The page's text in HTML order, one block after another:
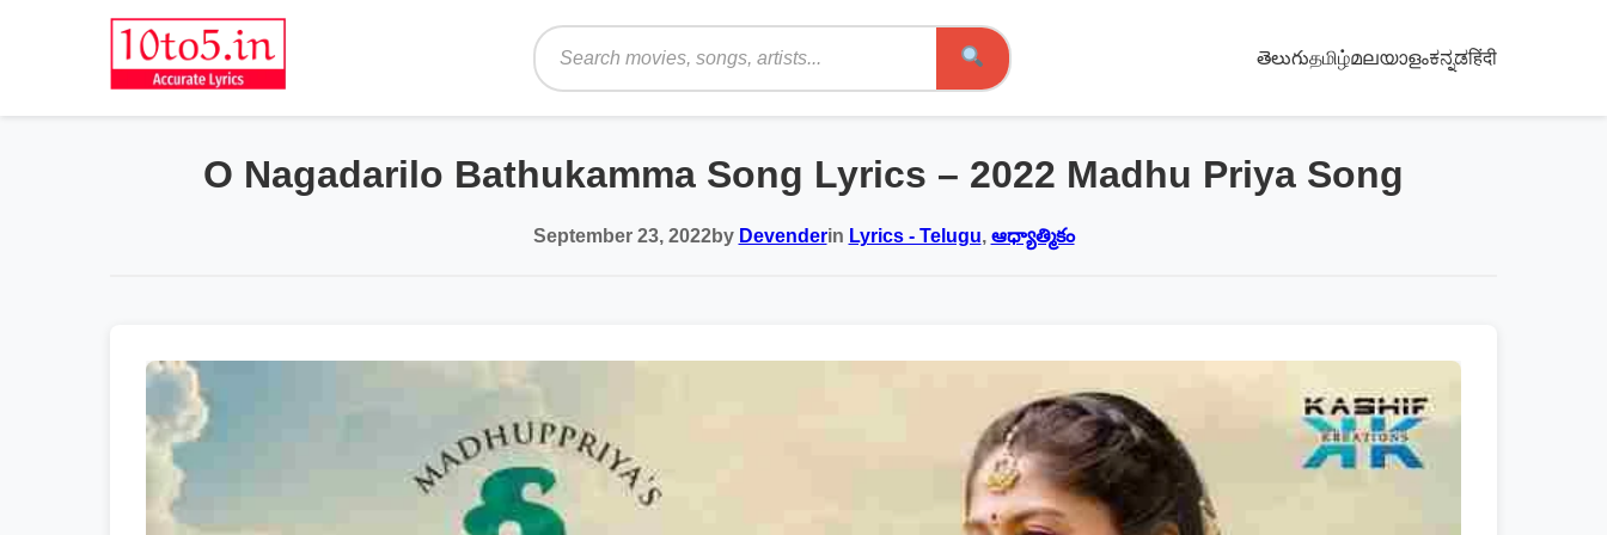
Search
తెలుగుதமிழ்മലയാളംಕನ್ನಡहिंदी
O Nagadarilo Bathukamma Song Lyrics – 2022 Madhu Priya Song
September 23, 2022by Devenderin Lyrics - Telugu, ఆధ్యాత్మికం